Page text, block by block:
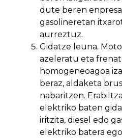
dute beren
gasolineretan
aurreztuz.
Gidatze leuna.
azeleratu eta
homogeneoagoa
beraz, aldaketa
nabaritzen.
elektriko baten
iritzita, diesel edo
elektriko batera